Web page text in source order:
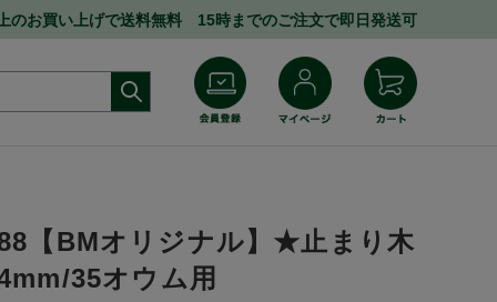
のお買い上げで送料無料 15時までのご注文で即日発送可
【BMオリジナル】★止まり木
35オウム用